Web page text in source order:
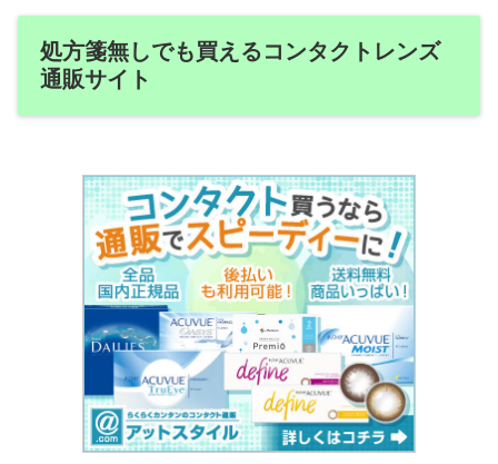
処方箋無しでも買えるコンタクトレンズ
通販サイト